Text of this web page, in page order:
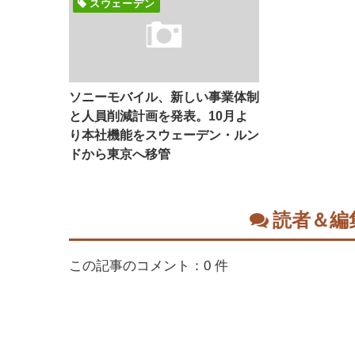
スウェーデン
ソニーモバイル、新しい事業体制
と人員削減計画を発表。10月よ
り本社機能をスウェーデン・ルン
ドから東京へ移管
読者＆編
この記事のコメント：0 件